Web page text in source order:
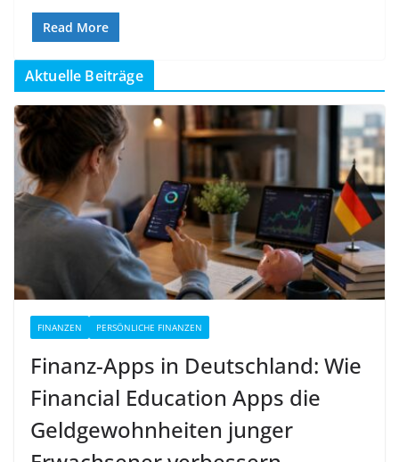
Read More
Aktuelle Beiträge
FINANZEN PERSÖNLICHE FINANZEN
Finanz-Apps in Deutschland: Wie
Financial Education Apps die
Geldgewohnheiten junger